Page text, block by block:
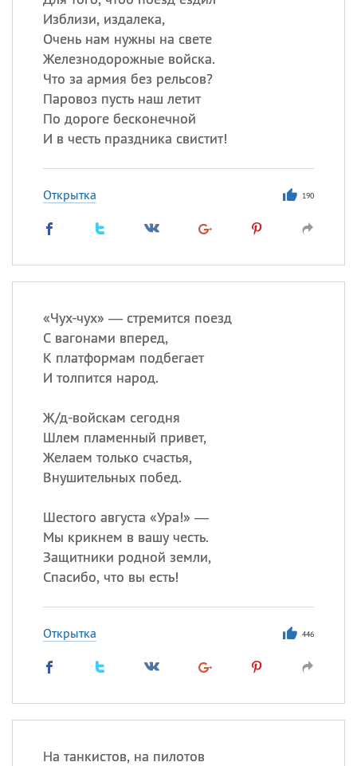
Изблизи, издалека,
Очень нам нужны на свете
Железнодорожные войска.
Что за армия без рельсов?
Паровоз пусть наш летит
По дороге бесконечной
И в честь праздника свистит!
Открытка 190
«Чух-чух» — стремится поезд
С вагонами вперед,
К платформам подбегает
И толпится народ.
Ж/д-войскам сегодня
Шлем пламенный привет,
Желаем только счастья,
Внушительных побед.
Шестого августа «Ура!» —
Мы крикнем в вашу честь.
Защитники родной земли,
Спасибо, что вы есть!
Открытка 446
На танкистов, на пилотов